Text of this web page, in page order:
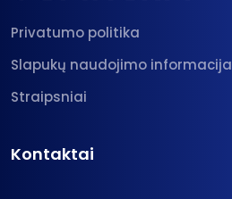
Privatumo politika
Slapukų naudojimo informacija
Straipsniai
Kontaktai